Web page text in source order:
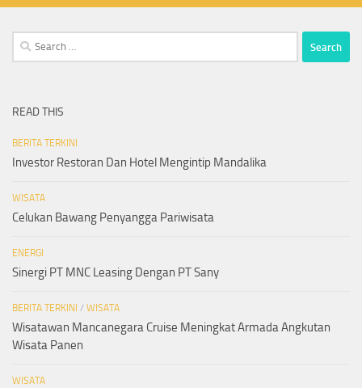
Search
for:
READ THIS
BERITA TERKINI
Investor Restoran Dan Hotel Mengintip Mandalika
WISATA
Celukan Bawang Penyangga Pariwisata
ENERGI
Sinergi PT MNC Leasing Dengan PT Sany
BERITA TERKINI / WISATA
Wisatawan Mancanegara Cruise Meningkat Armada Angkutan
Wisata Panen
WISATA